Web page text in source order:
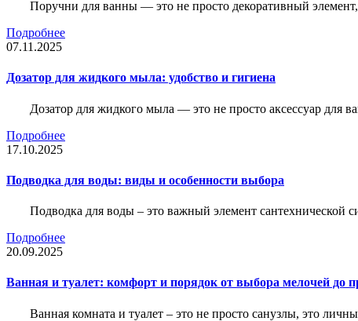
Поручни для ванны — это не просто декоративный
Подробнее
07.11.2025
Дозатор для жидкого мыла: удобство и гигиена
Дозатор для жидкого мыла — это не просто аксессуар
Подробнее
17.10.2025
Подводка для воды: виды и особенности выбора
Подводка для воды – это важный элемент сантехнической
Подробнее
20.09.2025
Ванная и туалет: комфорт и порядок от выбора мелочей до
Ванная комната и туалет – это не просто санузлы, это